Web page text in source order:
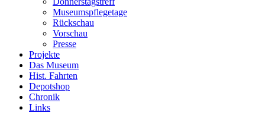
Museumspflegetage
Rückschau
Vorschau
Presse
Projekte
Das Museum
Hist. Fahrten
Depotshop
Chronik
Links